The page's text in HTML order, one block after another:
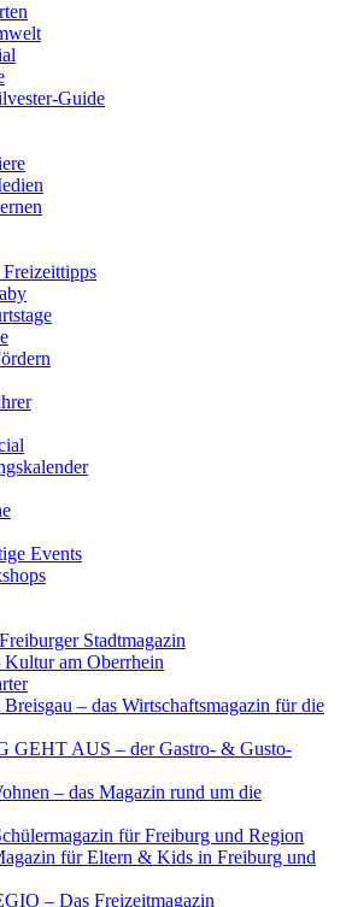
Guide
Events
Stadtmagazin
Kultur am Oberrhein
Breisgau – das Wirtschaftsmagazin für die
GEHT AUS – der Gastro- & Gusto-
– das Magazin rund um die
für Freiburg und Region
für Eltern & Kids in Freiburg und
– Das Freizeitmagazin